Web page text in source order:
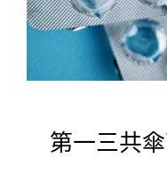
第一三共